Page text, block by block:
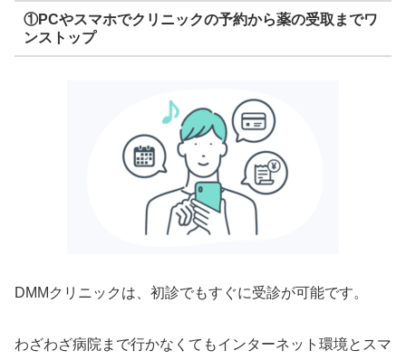
①PCやスマホでクリニックの予約から薬の受取までワ
ンストップ
DMMクリニックは、初診でもすぐに受診が可能です。
わざわざ病院まで行かなくてもインターネット環境とスマ